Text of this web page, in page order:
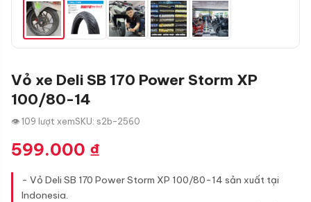
Vỏ xe Deli SB 170 Power Storm XP
100/80-14
👁 109 lượt xemSKU: s2b-2560
599.000 ₫
- Vỏ Deli SB 170 Power Storm XP 100/80-14 sản xuất tại
Indonesia.